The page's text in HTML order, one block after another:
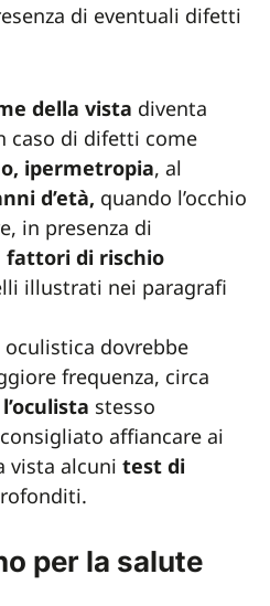
di eventuali difetti
della vista diventa
caso di difetti come
ipermetropia, al
d’età, quando l’occhio
in presenza di
fattori di rischio
illustrati nei paragrafi
dovrebbe
frequenza, circa
l’oculista stesso
affiancare ai
vista alcuni test di
per la salute